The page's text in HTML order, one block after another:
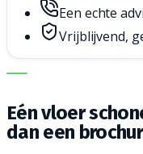
Een echte
Vrijblijvend,
DE JUISTE
Eén vloer
dan een